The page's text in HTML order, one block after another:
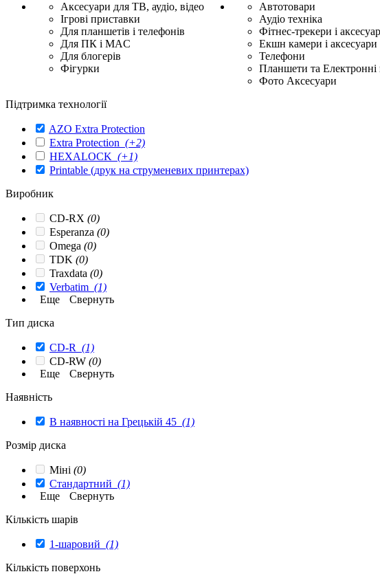
Аксесуари для ТВ, аудіо, відео
Ігрові приставки
Для планшетів і телефонів
Для ПК і MAC
Для блогерів
Фігурки
Автотовари
Аудіо техніка
Фітнес-трекери і
Екшн камери і аксесуари
Телефони
Планшети та Електронні
Фото Аксесуари
Підтримка технології
AZO Extra Protection
Extra Protection (+2)
HEXALOCK (+1)
Printable (друк на струменевих принтерах)
Виробник
CD-RX (0)
Esperanza (0)
Omega (0)
TDK (0)
Traxdata (0)
Verbatim (1)
Еще
Свернуть
Тип диска
CD-R (1)
CD-RW (0)
Еще
Свернуть
Наявність
В наявності на Грецькій 45 (1)
Розмір диска
Міні (0)
Стандартний (1)
Еще
Свернуть
Кількість шарів
1-шаровий (1)
Кількість поверхонь